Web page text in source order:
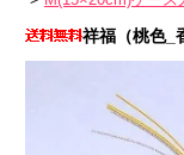
祥福（桃色_